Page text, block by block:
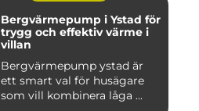
Bergvärmepump i Ystad för
trygg och effektiv värme i
villan
Bergvärmepump ystad är
ett smart val för husägare
som vill kombinera låga ...